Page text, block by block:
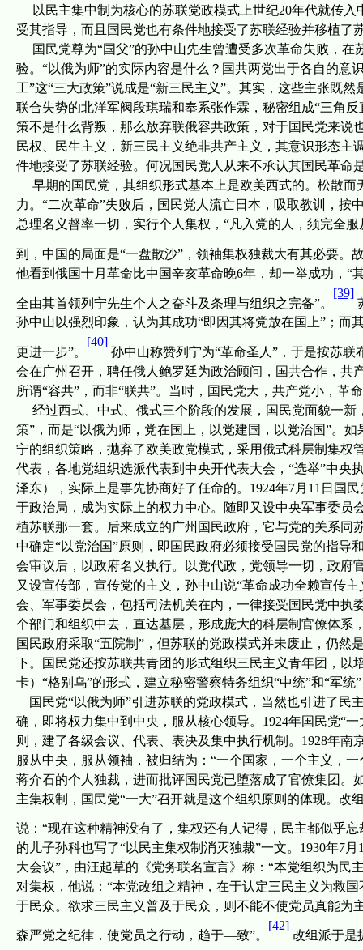
以民主集中制为核心的苏联党政模式上世纪20年代就传入
受其指导，而且国民党也有条件地接受了苏联经验并移植了
国民党尊为“国父”的孙中山先生曾遭受多次革命失败，
验。“以俄为师”的实际内容是什么？国共两党出于各自的意
工”这“三大政策”说成是“新三民主义”。其实，这些主张既
联合失势的北洋军阀段琪瑞和奉系张作霖，秘密组成“三角
策不是什么背叛，那么放弃联俄容共政策，对于国民党来说
民权、民生主义，新三民主义绝非共产主义，其意识形态
件地接受了苏联经验。何况国民党人从来不承认其国民革命
早期的国民党，其组织形式基本上是欧美西式的。松散
力。“二次革命”失败后，国民党人流亡日本，吸取教训，
总理名义督率一切，实行个人集权，“凡入党的人，须完全
到，中国的局面是“一盘散沙”，领袖集权独裁大有其必要。
他看到俄国十月革命比中国辛亥革命晚6年，却一举成功，“
全由其首领列宁先生个人之奋斗及条理与组织之完备”。
[39]
孙中山以强烈印象，认为其成功“即因其将党放在国上”；而
更进一步”。
[40]
孙中山称赞列宁为“革命圣人”，于是按苏联
会在广州召开，聘任俄人鲍罗廷为政治顾问，国共合作，
所谓“容共”，而非“联共”。当时，国民党大，共产党小，革
经过西式、中式、俄式三个阶段的发展，国民党面貌一
策”，而是“以俄为师，党在国上，以党建国，以党治国”。
宁的组织策略，抛弃了欧美政党模式，采用俄式科层制集
代表，各地党组织选派代表到中央开代表大会，“选举”中央
泽东），实际上是事先协商好了任命的。 1924年7月 11 日 国
于政治局，成为实际上的权力中心。随即又设中央军事委
植苏联那一套。后来成立的广州国民政府，它与党的关系同
中确定“以党治国”原则，即国民政府必须接受国民党的指导
会审议后，以政府名义执行。
以党代政，党领导一切，政府
又设宣传部，宣传党的主义，孙中山说“革命成功全赖宣传
会、军事委员会，包括司法机关在内，一律接受国民党中
个部门和组织中去，直达基层， 形成庞大的科层制官僚体系
国民政府采取“五院制”，但苏联的党政模式并未废止，仍
下。国民党还按苏联共青团的形式组织三民主义青年团，以
卡）“格别乌”的形式，建立秘密警察特务组织“中统”和“军
国民党“以俄为师”引进苏联的党政模式，当然也引进了民
确，即将权力集中到中央，服从核心领导。 1924年国民党“
则，建了各级会议、代表、表决及集中执行机制。 1928年南
服从中央， 服从领袖，被归结为：“一个国家，一个主义，
蒋介石的个人独裁，进而批评国民党已堕落成了官僚集团。
主集权制，国民党“一大”召开就是这个组织原则的体现。改
说：“现在这种精神没有了，集权还有人记得，民主都似乎
的儿子孙科也写了“以民主集权制消灭独裁”一文。 1930年7月
大会议”，由汪起草的《党务联名宣言》称：“本党组织为
对集权，他说：“本党改组之精神，在于认定三民主义为救国
于民众。欲求三民主义普及于民众，则不能不使党员真能
森严党之纪律，使党员之行动，趋于—致”。
[42]
改组派于是